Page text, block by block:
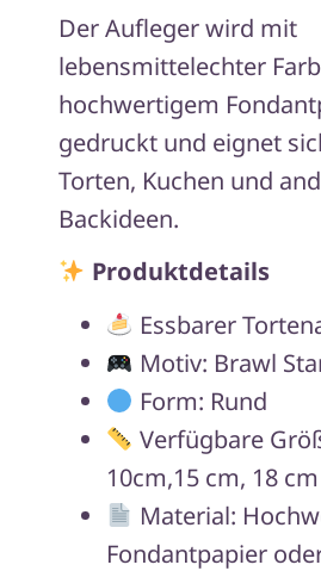
Der Aufleger wird mit
lebensmittelechter
hochwertigem
gedruckt und eignet
Torten, Kuchen und
Backideen.
Produktdetails
Essbarer
Motiv: Brawl
Form: Rund
Verfügbare
10cm,15 cm, 18
Material:
Fondantpapier